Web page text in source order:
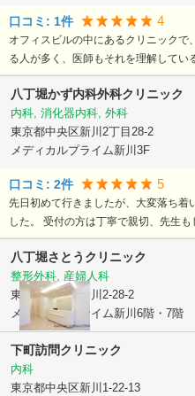
口コミ: 1件 4
オフィスビルの中にあるクリニック
る人が多く、医師もそれを理解してい
八丁堀かず内科外科クリニック
内科, 消化器内科, 外科
東京都中央区新川2丁目28-2
メディカルプライム新川3F
口コミ: 2件 5
先日初めて行きましたが、大変落ち
した。 受付の方は丁寧で親切、先生
八丁堀さとうクリニック
整形外科, 産婦人科
東京都中央区
新川2-28-2
メディカルプライム新川6階・7階
下町訪問クリニック
内科
東京都中央区新川1-22-13